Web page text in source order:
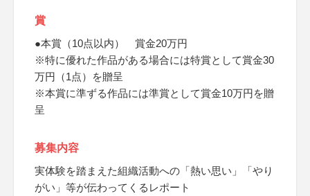
賞
●本賞（10点以内） 賞金20万円
※特に優れた作品がある場合には特賞として賞金30
万円（1点）を贈呈
※本賞に準ずる作品には準賞として賞金10万円を贈
呈
募集内容
実体験を踏まえた組織活動への「熱い思い」「やり
がい」等が伝わってくるレポート